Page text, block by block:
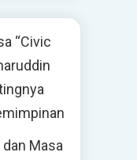
“Civic
Masa